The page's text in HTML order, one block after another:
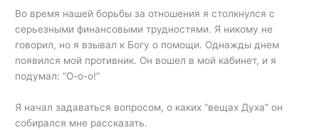
Во время нашей борьбы за отношения я столкнулся с
серьезными финансовыми трудностями. Я никому не
говорил, но я взывал к Богу о помощи. Однажды днем
появился мой противник. Он вошел в мой кабинет, и я
подумал: “О-о-о!”
Я начал задаваться вопросом, о каких “вещах Духа” он
собирался мне рассказать.